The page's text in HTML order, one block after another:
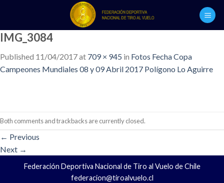
content
IMG_3084
Published 11/04/2017at 709 × 945 in Fotos Fecha Copa
Campeones Mundiales 08 y 09 Abril 2017 Polígono Lo Aguirre
Both comments and trackbacks are currently closed.
← Previous
Next →
Federación Deportiva Nacional de Tiro al Vuelo de Chile
federacion@tiroalvuelo.cl